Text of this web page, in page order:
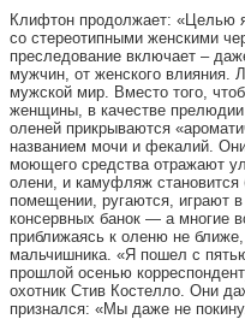
Клифтон продолжает: «Целью
со стереотипными женскими
преследование включает –
мужчин, от женского влияния.
мужской мир. Вместо того,
женщины, в качестве прелюдии
оленей прикрываются
названием мочи и фекалий.
моющего средства отражают
олени, и камуфляж
помещении, ругаются, играют
консервных банок — а многие
приближаясь к оленю не
мальчишника. «Я пошел с
прошлой осенью
охотник Стив Костелло. Они
признался: «Мы даже не